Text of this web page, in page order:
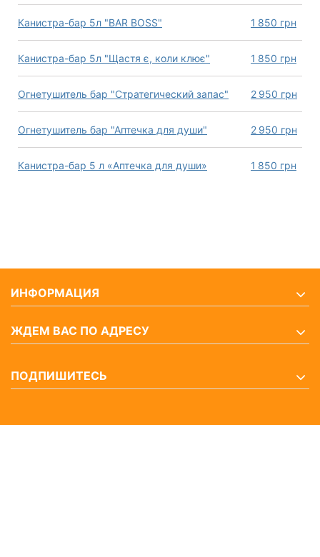
Канистра-бар 5л "BAR BOSS" 1 850 грн
Канистра-бар 5л "Щастя є, коли клює" 1 850 грн
Огнетушитель бар "Стратегический запас" 2 950 грн
Огнетушитель бар "Аптечка для души" 2 950 грн
Канистра-бар 5 л «Аптечка для души» 1 850 грн
ИНФОРМАЦИЯ
ЖДЕМ ВАС ПО АДРЕСУ
ПОДПИШИТЕСЬ